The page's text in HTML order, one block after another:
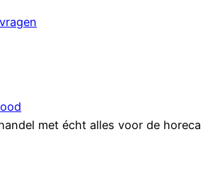
met écht alles voor de horeca